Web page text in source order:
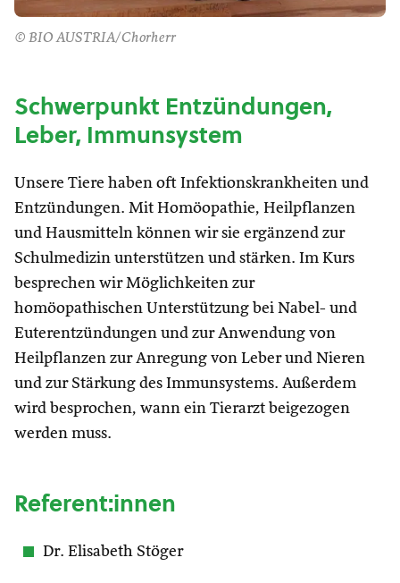
© BIO AUSTRIA/Chorherr
Schwerpunkt Entzündungen,
Leber, Immunsystem
Unsere Tiere haben oft Infektionskrankheiten und
Entzündungen. Mit Homöopathie, Heilpflanzen
und Hausmitteln können wir sie ergänzend zur
Schulmedizin unterstützen und stärken. Im Kurs
besprechen wir Möglichkeiten zur
homöopathischen Unterstützung bei Nabel- und
Euterentzündungen und zur Anwendung von
Heilpflanzen zur Anregung von Leber und Nieren
und zur Stärkung des Immunsystems. Außerdem
wird besprochen, wann ein Tierarzt beigezogen
werden muss.
Referent:innen
Dr. Elisabeth Stöger